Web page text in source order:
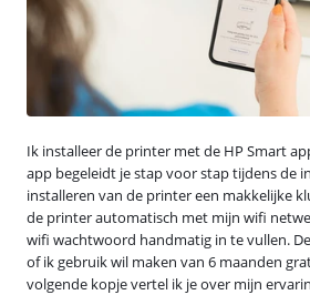
Ik installeer de printer met de HP Smart
app begeleidt je stap voor stap tijdens de
installeren van de printer een makkelijke
de printer automatisch met mijn wifi
wifi wachtwoord handmatig in te vullen.
of ik gebruik wil maken van 6 maanden
volgende kopje vertel ik je over mijn